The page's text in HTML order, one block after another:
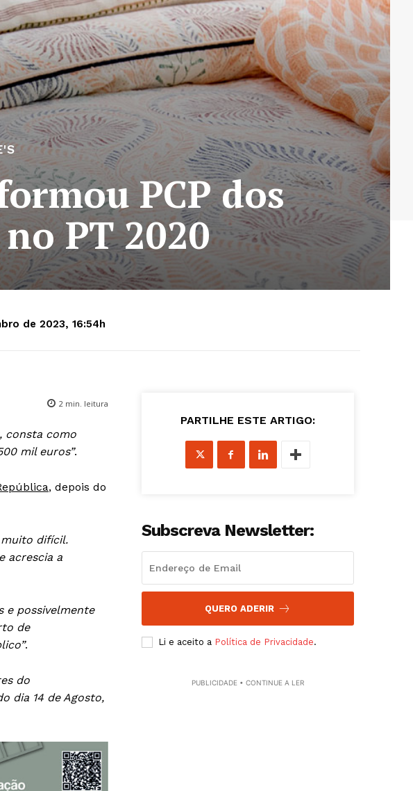
PCP dos
PT 2020
de 2023, 16:54h
2min. leitura
consta como
mil euros”.
, depois do
muito difícil.
acrescia a
e possivelmente
de
.
do
dia 14 de Agosto,
PARTILHE ESTE ARTIGO:
Subscreva Newsletter:
QUERO ADERIR
Li e aceito a Política de Privacidade.
PUBLICIDADE • CONTINUE A LER